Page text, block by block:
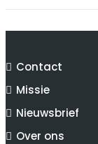
Contact
Missie
Nieuwsbrief
Over ons